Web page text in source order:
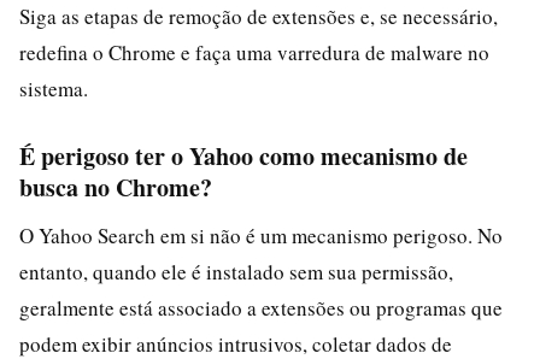
Siga as etapas de remoção de extensões e, se necessário,
redefina o Chrome e faça uma varredura de malware no
sistema.
É perigoso ter o Yahoo como mecanismo de
busca no Chrome?
O Yahoo Search em si não é um mecanismo perigoso. No
entanto, quando ele é instalado sem sua permissão,
geralmente está associado a extensões ou programas que
podem exibir anúncios intrusivos, coletar dados de